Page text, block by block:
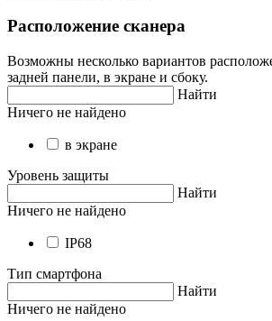
Расположение сканера
Возможны несколько вариантов
задней панели, в экране и сбоку.
Найти
Ничего не найдено
в экране
Уровень защиты
Найти
Ничего не найдено
IP68
Тип смартфона
Найти
Ничего не найдено